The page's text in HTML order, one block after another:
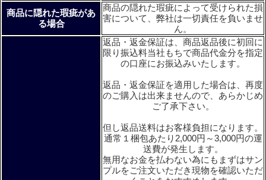
商品に隠れた瑕疵があ
る場合
商品の隠れた瑕疵によって受けられた損
害について、弊社は一切責任を負いませ
ん。
返品・返金保証は、商品返品後に初回に
限り振込料当社もちで商品代金分を指定
の口座にお振込みいたします。
返品・返金保証を適用した場合は、再度
のご購入は出来ませんので、あらかじめ
ご了承下さい。
但し返品送料はお客様負担になります。
通常１梱包あたり2,000円～3,000円の運
送費が発生します。
無用なお金を払わない為にもまずはサン
プルをご注文いただき現物を確認いただ